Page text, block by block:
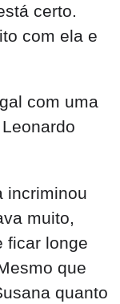
certo.
com ela e
com uma
incriminou
muito,
ficar longe
que
quanto